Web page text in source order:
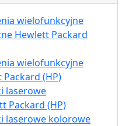
wielofunkcyjne
Hewlett Packard
wielofunkcyjne
(HP)
laserowe
Packard (HP)
laserowe kolorowe